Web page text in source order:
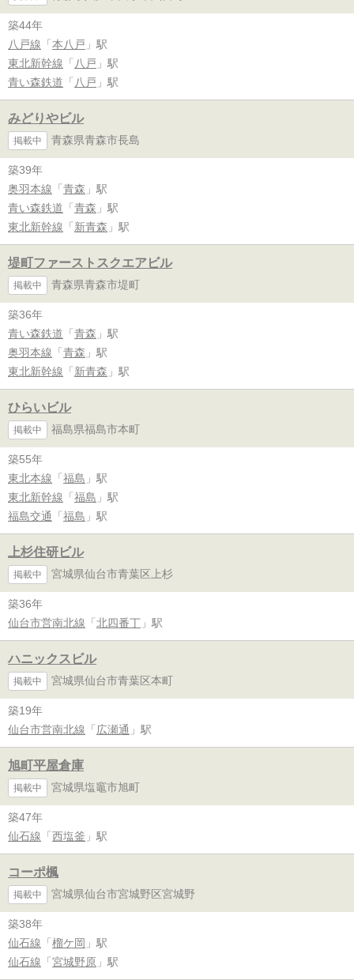
築44年
八戸線 「 本八戸 」駅
東北新幹線 「 八戸 」駅
青い森鉄道 「 八戸 」駅
みどりやビル
掲載中 青森県青森市長島
築39年
奥羽本線 「 青森 」駅
青い森鉄道 「 青森 」駅
東北新幹線 「 新青森 」駅
堤町ファーストスクエアビル
掲載中 青森県青森市堤町
築36年
青い森鉄道 「 青森 」駅
奥羽本線 「 青森 」駅
東北新幹線 「 新青森 」駅
ひらいビル
掲載中 福島県福島市本町
築55年
東北本線 「 福島 」駅
東北新幹線 「 福島 」駅
福島交通
「 福島 」駅
上杉住研ビル
掲載中 宮城県仙台市青葉区上杉
築36年
仙台市営南北線 「 北四番丁 」駅
ハニックスビル
掲載中 宮城県仙台市青葉区本町
築19年
仙台市営南北線 「 広瀬通 」駅
旭町平屋倉庫
掲載中 宮城県塩竈市旭町
築47年
仙石線 「 西塩釜 」駅
コーポ楓
掲載中 宮城県仙台市宮城野区宮城野
築38年
仙石線 「 榴ケ岡 」駅
仙石線 「 宮城野原 」駅